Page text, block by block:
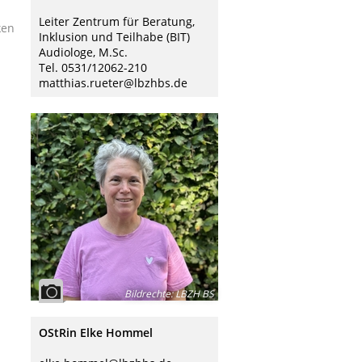
Leiter Zentrum für Beratung,
Inklusion und Teilhabe (BIT)
Audiologe, M.Sc.
Tel. 0531/12062-210
matthias.rueter@lbzhbs.de
Bildrechte:LBZH BS
OStRin Elke Hommel